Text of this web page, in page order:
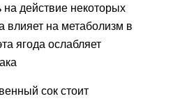
действие некоторых
влияет на метаболизм в
ягода ослабляет
сок стоит